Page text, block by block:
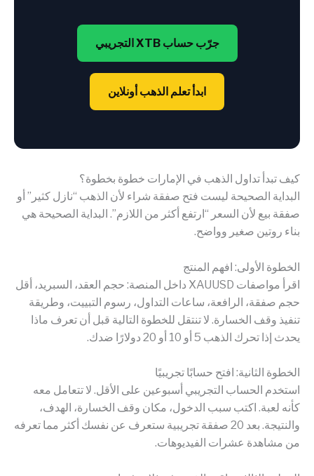
جرّب حساب XTB التجريبي
ابدأ تعلم الذهب أونلاين
كيف تبدأ تداول الذهب في الإمارات خطوة بخطوة؟
البداية الصحيحة ليست فتح صفقة شراء لأن الذهب “نازل كثير” أو
صفقة بيع لأن السعر “ارتفع أكثر من اللازم”. البداية الصحيحة هي
بناء روتين صغير وواضح.
الخطوة الأولى: افهم المنتج
اقرأ مواصفات XAUUSD داخل المنصة: حجم العقد، السبريد، أقل
حجم صفقة، الرافعة، ساعات التداول، رسوم التبييت، وطريقة
تنفيذ وقف الخسارة. لا تنتقل للخطوة التالية قبل أن تعرف ماذا
يحدث إذا تحرك الذهب 5 أو 10 أو 20 دولارًا ضدك.
الخطوة الثانية: افتح حسابًا تجريبيًا
استخدم الحساب التجريبي أسبوعين على الأقل. لا تتعامل معه
كأنه لعبة. اكتب سبب الدخول، مكان وقف الخسارة، الهدف،
والنتيجة. بعد 20 صفقة تجريبية ستعرف عن نفسك أكثر مما تعرفه
من مشاهدة عشرات الفيديوهات.